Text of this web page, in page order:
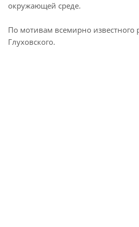
окружающей среде.
По мотивам всемирно известного
Глуховского.